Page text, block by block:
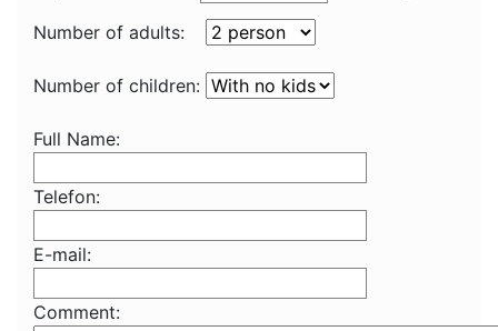
Number of adults:
Number of children:
Full Name:
Telefon:
E-mail:
Comment: